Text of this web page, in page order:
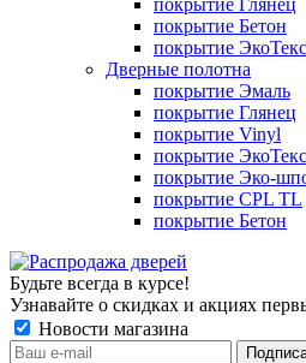
покрытие Бетон
покрытие ЭкоТекс
Дверные полотна
покрытие Эмаль
покрытие Глянец
покрытие Vinyl
покрытие ЭкоТекс
покрытие Эко-
покрытие CPL TL
покрытие Бетон
Будьте всегда в курсе!
Узнавайте о скидках и акциях
Новости магазина